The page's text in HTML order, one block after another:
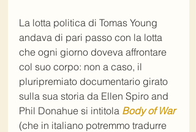
La lotta politica di Tomas Young
andava di pari passo con la lotta
che ogni giorno doveva affrontare
col suo corpo: non a caso, il
pluripremiato documentario girato
sulla sua storia da Ellen Spiro and
Phil Donahue si intitola Body of War
(che in italiano potremmo tradurre